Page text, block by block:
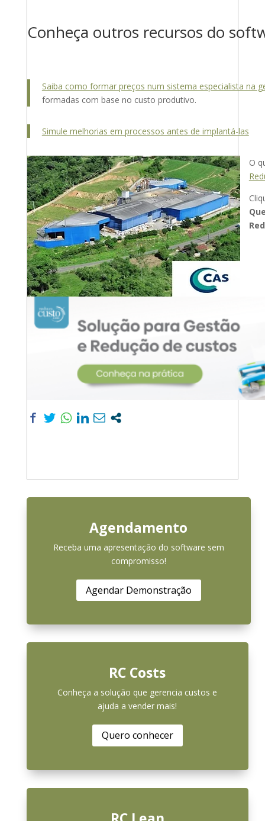
Conheça outros recursos do
Saiba como formar preços num sistema especialista na
formadas com base no custo produtivo.
Simule melhorias em processos antes de implantá-las
O
Agendamento
Receba uma apresentação do software sem
compromisso!
Agendar Demonstração
RC Costs
Conheça a solução que gerencia custos e
ajuda a vender mais!
Quero conhecer